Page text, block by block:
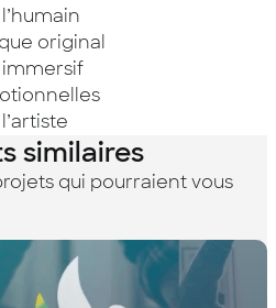
original
similaires
qui pourraient vous